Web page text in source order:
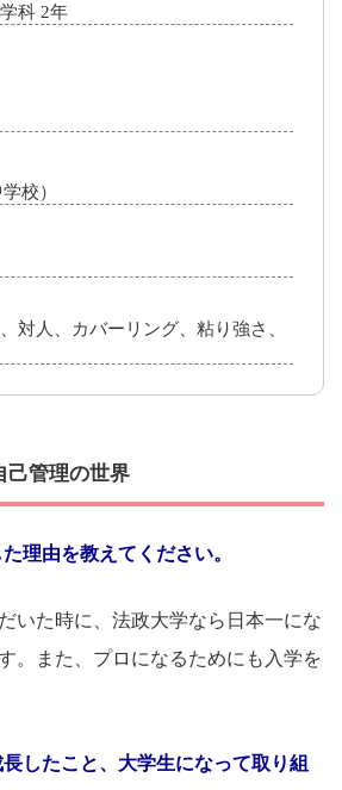
科 2年
校）
対人、カバーリング、粘り強さ、
己管理の世界
理由を教えてください。
いた時に、法政大学なら日本一にな
。また、プロになるためにも入学を
したこと、大学生になって取り組